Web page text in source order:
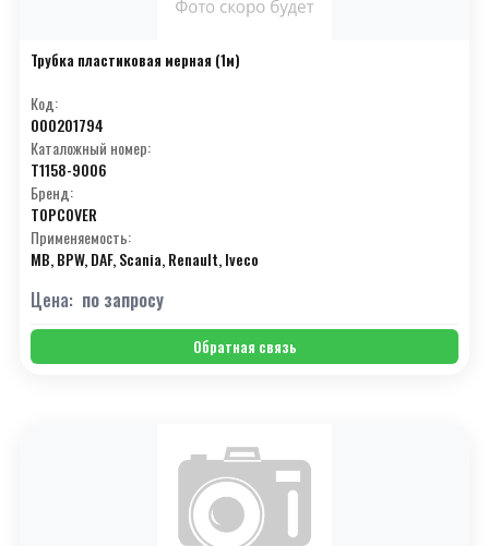
Трубка пластиковая мерная (1м)
Код:
000201794
Каталожный номер:
T1158-9006
Бренд:
TOPCOVER
Применяемость:
MB, BPW, DAF, Scania, Renault, Iveco
Цена: по запросу
Обратная связь